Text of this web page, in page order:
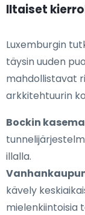
Iltaiset
Luxemburgin
täysin uuden
mahdollistavat
arkkitehtuurin
Bockin
illalla.
kävely
mielenkiintoisia